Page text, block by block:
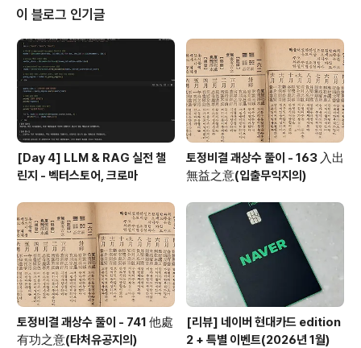
y setting Gun Fire : Space Bar # Mission File # D
CS World Mission Fo..
이 블로그 인기글
[Day 4] LLM & RAG 실전 챌
린지 - 벡터스토어, 크로마
토정비결 괘상수 풀이 - 163 入出
無益之意(입출무익지의)
토정비결 괘상수 풀이 - 741 他處
有功之意(타처유공지의)
[리뷰] 네이버 현대카드 edition
2 + 특별 이벤트(2026년 1월)